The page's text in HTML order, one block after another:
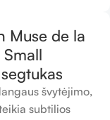
Muse de la
švytėjimo,
subtilios